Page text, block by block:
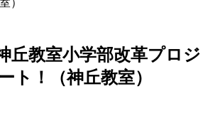
丘教室小学部改革プロジ
ト！（神丘教室）